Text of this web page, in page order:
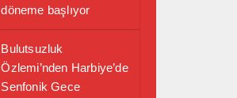
döneme başlıyor
Bulutsuzluk
Özlemi’nden Harbiye’de
Senfonik Gece